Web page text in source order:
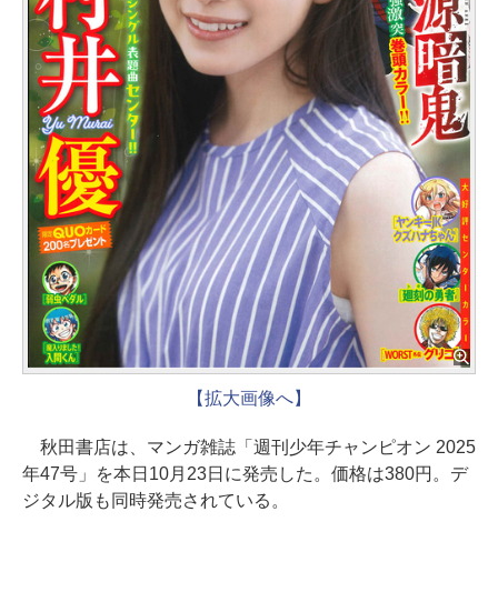
【拡大画像へ】
秋田書店は、マンガ雑誌「週刊少年チャンピオン 2025
年47号」を本日10月23日に発売した。価格は380円。デ
ジタル版も同時発売されている。